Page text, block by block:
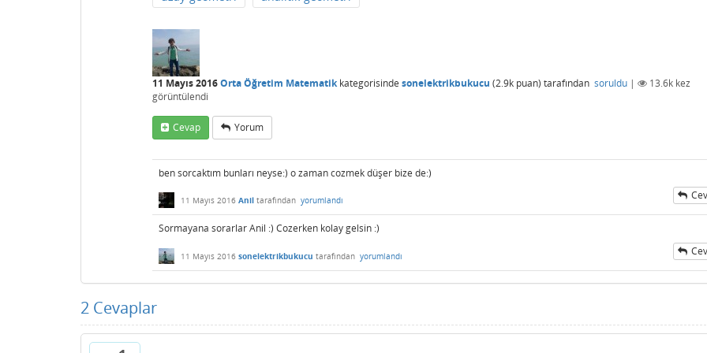
11 Mayıs 2016Orta Öğretim Matematikkategorisinde sonelektrikbukucu (2.9k puan) tarafından soruldu | 13.6k kez
görüntülendi
Cevap Yorum
ben sorcaktım bunları neyse:) o zaman cozmek düşer bize de:)
11 Mayıs 2016 Anil tarafından yorumlandı
Sormayana sorarlar Anil :) Cozerken kolay gelsin :)
11 Mayıs 2016 sonelektrikbukucu tarafından yorumlandı
2 Cevaplar